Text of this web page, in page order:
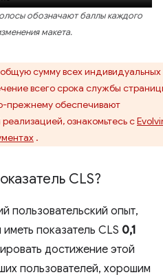
обозначают баллы каждого
макета.
сумму всех индивидуальных
всего срока службы
прежнему обеспечивают
ознакомьтесь с
.
CLS?
пользовательский опыт,
показатель CLS 0,1
достижение этой
пользователей, хорошим